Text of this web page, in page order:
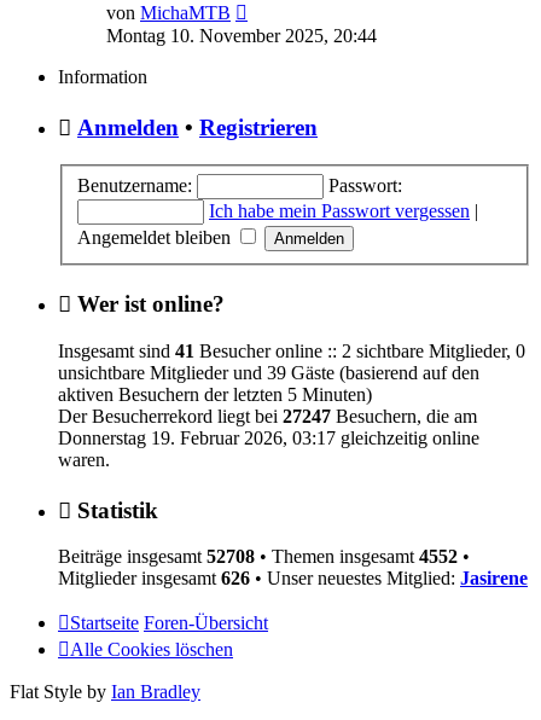
von MichaMTB
Beitrag
Montag 10. November 2025, 20:44
Information
Anmelden • Registrieren
Benutzername:
Passwort:
Ich habe mein Passwort vergessen |
Angemeldet bleiben
Wer ist online?
Insgesamt sind 41 Besucher online :: 2 sichtbare Mitglieder, 0
unsichtbare Mitglieder und 39 Gäste (basierend auf den
aktiven Besuchern der letzten 5 Minuten)
Der Besucherrekord liegt bei 27247 Besuchern, die am
Donnerstag 19. Februar 2026, 03:17 gleichzeitig online
waren.
Statistik
Beiträge insgesamt 52708 • Themen insgesamt 4552 •
Mitglieder insgesamt 626 • Unser neuestes Mitglied: Jasirene
Startseite Foren-Übersicht
Alle Cookies löschen
Flat Style by Ian Bradley